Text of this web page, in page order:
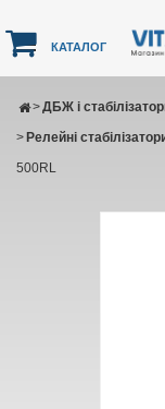
КАТАЛОГ
ДБЖ і
>
Релейні
>
500RL